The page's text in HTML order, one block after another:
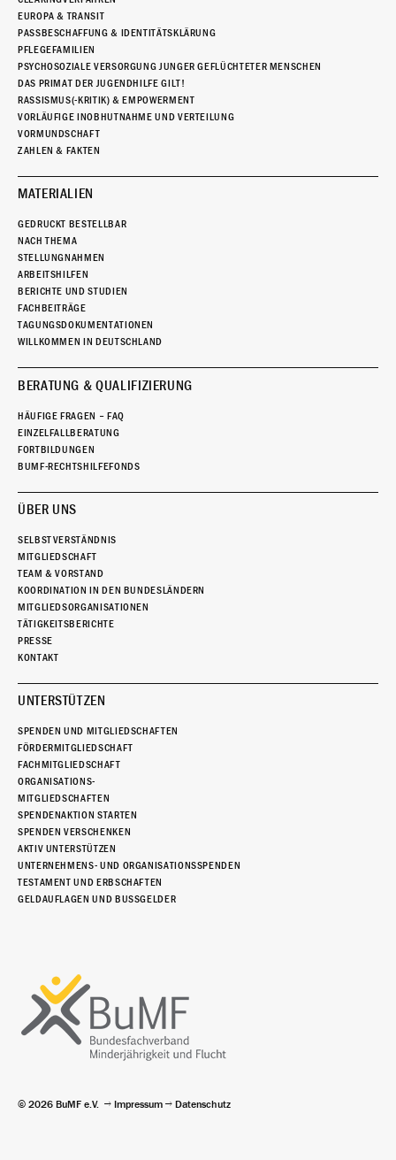
EUROPA & TRANSIT
PASSBESCHAFFUNG & IDENTITÄTSKLÄRUNG
PFLEGEFAMILIEN
PSYCHOSOZIALE VERSORGUNG JUNGER GEFLÜCHTETER MENSCHEN
DAS PRIMAT DER JUGENDHILFE GILT!
RASSISMUS(-KRITIK) & EMPOWERMENT
VORLÄUFIGE INOBHUTNAHME UND VERTEILUNG
VORMUNDSCHAFT
ZAHLEN & FAKTEN
MATERIALIEN
GEDRUCKT BESTELLBAR
NACH THEMA
STELLUNGNAHMEN
ARBEITSHILFEN
BERICHTE UND STUDIEN
FACHBEITRÄGE
TAGUNGSDOKUMENTATIONEN
WILLKOMMEN IN DEUTSCHLAND
BERATUNG & QUALIFIZIERUNG
HÄUFIGE FRAGEN – FAQ
EINZELFALLBERATUNG
FORTBILDUNGEN
BUMF-RECHTSHILFEFONDS
ÜBER UNS
SELBSTVERSTÄNDNIS
MITGLIEDSCHAFT
TEAM & VORSTAND
KOORDINATION IN DEN BUNDESLÄNDERN
MITGLIEDSORGANISATIONEN
TÄTIGKEITSBERICHTE
PRESSE
KONTAKT
UNTERSTÜTZEN
SPENDEN UND MITGLIEDSCHAFTEN
FÖRDERMITGLIEDSCHAFT
FACHMITGLIEDSCHAFT
ORGANISATIONS-
MITGLIEDSCHAFTEN
SPENDENAKTION STARTEN
SPENDEN VERSCHENKEN
AKTIV UNTERSTÜTZEN
UNTERNEHMENS- UND ORGANISATIONSSPENDEN
TESTAMENT UND ERBSCHAFTEN
GELDAUFLAGEN UND BUSSGELDER
© 2026 BuMF e.V. Impressum Datenschutz